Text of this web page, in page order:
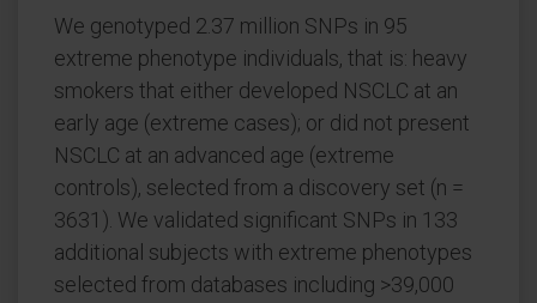
We genotyped 2.37 million SNPs in 95
extreme phenotype individuals, that is: heavy
smokers that either developed NSCLC at an
early age (extreme cases); or did not present
NSCLC at an advanced age (extreme
controls), selected from a discovery set (n =
3631). We validated significant SNPs in 133
additional subjects with extreme phenotypes
selected from databases including >39,000